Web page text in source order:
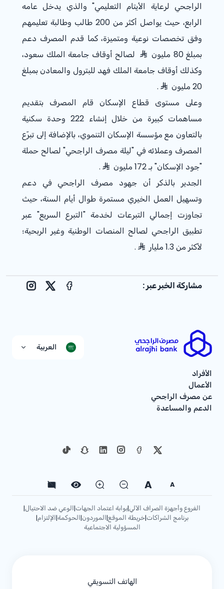
الراجحي لرعاية الأيتام التعليمي" والذي يدخل عامه
الرابع، حيث يواصل أكثر من 200 طالب وطالبة تعليمهم
وفق تخصصات نوعية ومتميزة، كما قدم المصرف دعم
بمبلغ 80 مليون
لصالح أوقاف جامعة الملك سعود،
وكذلك أوقاف جامعة الملك فهد للبترول والمعادن بمبلغ
20 مليون
.
وعلى مستوى قطاع الإسكان قام المصرف بتقديم
مساهمات كبيرة من خلال إنشاء 222 وحدة سكنية
بالتعاون مع مؤسسة الإسكان التنموي، بالإضافة إلى تبرّع
المصرف وعملائه في "ليلة مصرف الراجحي" لصالح حملة
"جود الإسكان" بـ 172 مليون
.
الجدير بالذكر أن جهود مصرف الراجحي في دعم
وتسهيل العمل الخيري مستمرة طوال أيام السنة، حيث
تجاوزت إجمالي التبرعات لخدمة "التبرع السريع" عبر
تطبيق الراجحي لصالح المنصات الوطنية وغير الربحية؛
لأكثر من 1.3 مليار
.
مشاركة الخبر عبر : Facebook
X
العربية
الأفراد
الأعمال
عن مصرف الراجحي
الدعم والمساعدة
A
A
الفروع وأجهزة الصراف الآلي|بوابة اعتماد الجهات|الوعي ضد الاحتيال|
برنامج الشراكات|خريطة الموقع|الموردون|الحوكمة|الإلتزام|
المسؤولية الاجتماعية
الهاتف التسويقي